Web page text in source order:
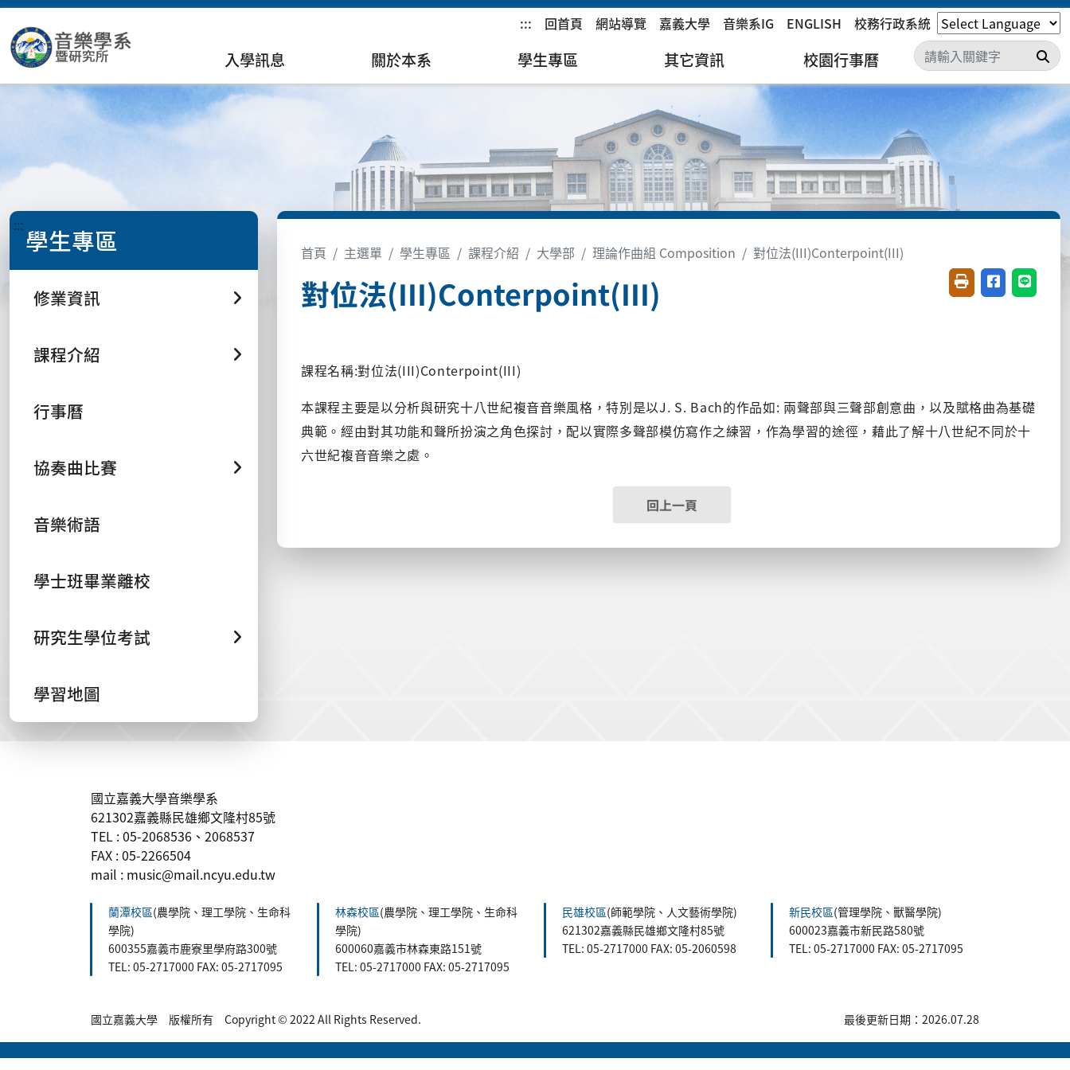
::: 回首頁 網站導覽 嘉義大學 音樂系IG ENGLISH 校務行政系統
入學訊息 關於本系 學生專區 其它資訊 校園行事曆 搜
::: 學生專區
修業資訊
課程介紹
行事曆
協奏曲比賽
音樂術語
學士班畢業離校
研究生學位考試
學習地圖
首頁 主選單 學生專區 課程介紹 大學部 理論作曲組 Composition 對位法(III)Conterpoint(III)
對位法(III)Conterpoint(III) 友善列印(開新視窗)
分享至臉書(
分享至
課程名稱:對位法(III)Conterpoint(III)
本課程主要是以分析與研究十八世紀複音音樂風格，特別是以J. S. Bach的作品如: 兩聲部與三聲部創意曲，以及賦格曲為基礎
典範。經由對其功能和聲所扮演之角色探討，配以實際多聲部模仿寫作之練習，作為學習的途徑，藉此了解十八世紀不同於十
六世紀複音音樂之處。
回上一頁
國立嘉義大學音樂學系
621302嘉義縣民雄鄉文隆村85號
TEL : 05-2068536、2068537
FAX : 05-2266504
mail : music@mail.ncyu.edu.tw
蘭潭校區(農學院、理工學院、生命科
學院)
600355嘉義市鹿寮里學府路300號
TEL: 05-2717000 FAX: 05-2717095
林森校區(農學院、理工學院、生命科
學院)
600060嘉義市林森東路151號
TEL: 05-2717000 FAX: 05-2717095
民雄校區(師範學院、人文藝術學院)
621302嘉義縣民雄鄉文隆村85號
TEL: 05-2717000 FAX: 05-2060598
新民校區(管理學院、獸醫學院)
600023嘉義市新民路580號
TEL: 05-2717000 FAX: 05-2717095
國立嘉義大學 版權所有 Copyright © 2022 All Rights Reserved. 最後更新日期：2026.07.28